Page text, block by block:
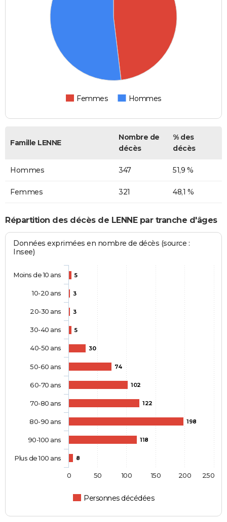
Femmes Hommes
Famille LENNE
Nombre de
décès
% des
décès
Hommes 347 51,9 %
Femmes 321 48,1 %
Répartition des décès de LENNE par tranche d'âges
Données exprimées en nombre de décès (source :
Insee)
5
3
3
5
30
74
102
122
198
118
8
Personnes décédées
Moins de 10 ans
10-20 ans
20-30 ans
30-40 ans
40-50 ans
50-60 ans
60-70 ans
70-80 ans
80-90 ans
90-100 ans
Plus de 100 ans
0 50 100 150 200 250